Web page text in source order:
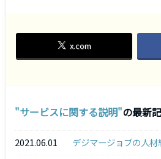
x.com
サービスに関する説明 の最新
2021.06.01
デジマージョブの人